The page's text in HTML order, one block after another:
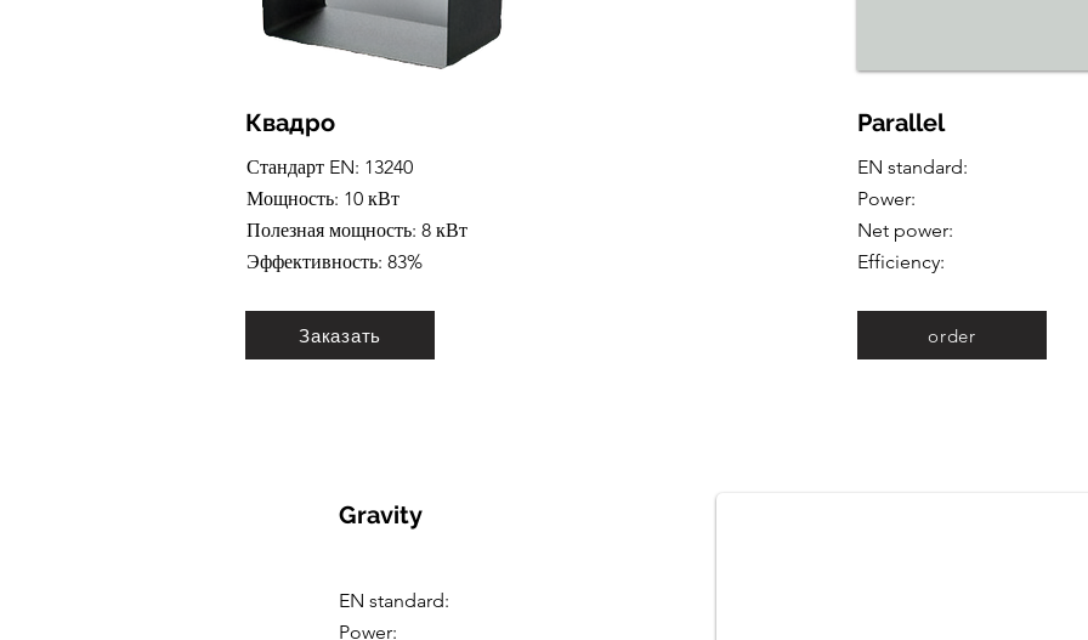
Квадро
Стандарт EN: 13240
Мощность: 10 кВт
Полезная мощность: 8 кВт
Эффективность: 83%
Parallel
EN standard:
Power:
Net power:
Efficiency:
Заказать order
Gravity
EN standard:
Power: